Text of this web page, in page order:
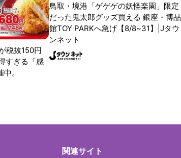
税抜150円
すぎる「感
。
鳥取・境港「ゲゲゲの妖怪楽園」限定
だった鬼太郎グッズ買える 銀座・博品
館TOY PARKへ急げ【8/8~31】|Jタウ
ンネット
関連サイト